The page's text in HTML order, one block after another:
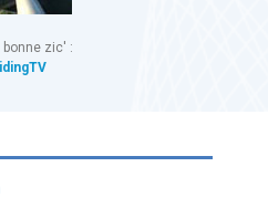
zic' :